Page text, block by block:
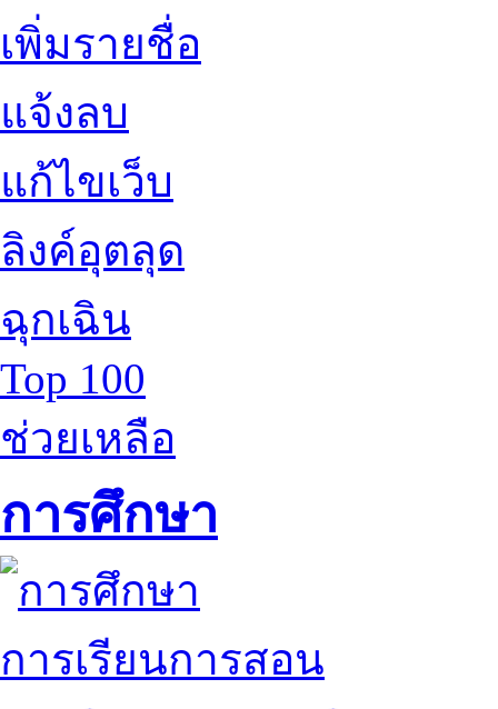
เพิ่มรายชื่อ
แจ้งลบ
แก้ไขเว็บ
ลิงค์อุตลุด
ฉุกเฉิน
Top 100
ช่วยเหลือ
การศึกษา
การเรียนการสอน